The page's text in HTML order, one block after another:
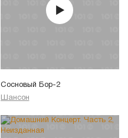
Сосновый Бор-2
Шансон